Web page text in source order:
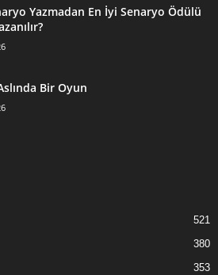
Yazmadan En İyi Senaryo Ödülü
Bir Oyun
521
380
353